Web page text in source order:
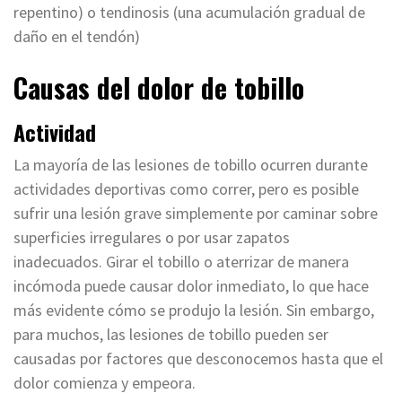
repentino) o tendinosis (una acumulación gradual de
daño en el tendón)
Causas del dolor de tobillo
Actividad
La mayoría de las lesiones de tobillo ocurren durante
actividades deportivas como correr, pero es posible
sufrir una lesión grave simplemente por caminar sobre
superficies irregulares o por usar zapatos
inadecuados. Girar el tobillo o aterrizar de manera
incómoda puede causar dolor inmediato, lo que hace
más evidente cómo se produjo la lesión. Sin embargo,
para muchos, las lesiones de tobillo pueden ser
causadas por factores que desconocemos hasta que el
dolor comienza y empeora.